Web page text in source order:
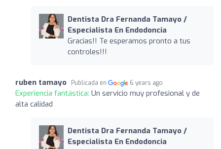
Dentista Dra Fernanda Tamayo /
Especialista En Endodoncia
Gracias!! Te esperamos pronto a tus
controles!!!
ruben tamayo Publicada en 6 years ago
Experiencia fantástica: Un servicio muy profesional y de
alta calidad
Dentista Dra Fernanda Tamayo /
Especialista En Endodoncia